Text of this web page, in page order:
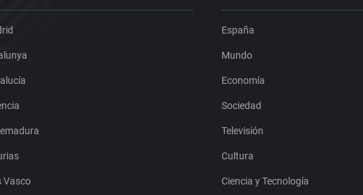
Vasco
España
Mundo
Economía
Sociedad
Televisión
Cultura
Ciencia y Tecnología